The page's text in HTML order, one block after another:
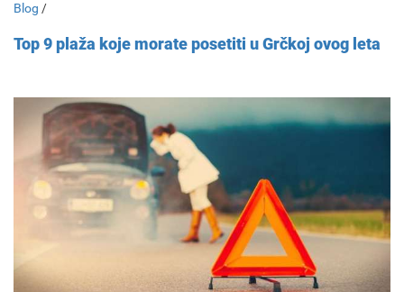
Blog /
Top 9 plaža koje morate posetiti u Grčkoj ovog leta